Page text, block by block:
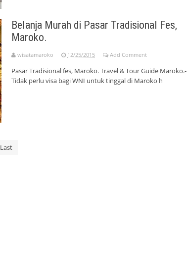
Belanja Murah di Pasar Tradisional Fes,
Maroko.
wisatamaroko 12/25/2015 Add Comment
Pasar Tradisional fes, Maroko. Travel & Tour Guide Maroko.-
Tidak perlu visa bagi WNI untuk tinggal di Maroko h
Last